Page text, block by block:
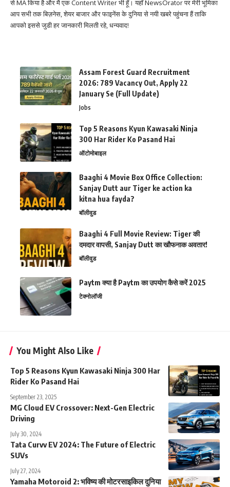
से MA किया है और मै एक Content Writer भी हूँ। यहाँ NewsOrator पर मेरी भूमिका
आप सभी तक बिज़नेस, शेयर बाजार और फाइनेंस के दुनिया से नयी खबरे पहुंचना हैं ताकि
आपको इससे जुडी हर जानकारी मिलती रहे, धन्यवाद!
Assam Forest Guard Recruitment
2026: 789 Vacancy Out, Apply 22
January Se (Full Update)
Jobs
Top 5 Reasons Kyun Kawasaki Ninja
300 Har Rider Ko Pasand Hai
ऑटोमोबाइल
Baaghi 4 Movie Box Office Collection:
Sanjay Dutt aur Tiger ke action ka
kitna hua fayda?
बॉलीवुड
Baaghi 4 Full Movie Review: Tiger की
दमदार वापसी, Sanjay Dutt का खौफनाक अवतार!
बॉलीवुड
Paytm क्या है Paytm का उपयोग कैसे करें 2025
टेक्नोलॉजी
You Might Also Like
Top 5 Reasons Kyun Kawasaki Ninja 300 Har
Rider Ko Pasand Hai
September 23, 2025
MG Cloud EV Crossover: Next-Gen Electric
Driving
July 30, 2024
Tata Curvv EV 2024: The Future of Electric
SUVs
July 27, 2024
Yamaha Motoroid 2: भविष्य की मोटरसाइकिल दुनिया